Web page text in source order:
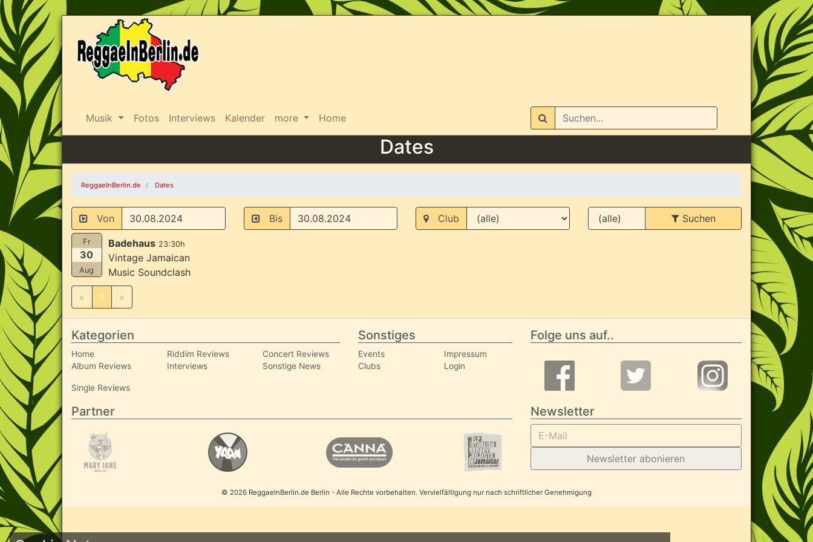
Musik Fotos Interviews Kalender more Home
Suchen
Dates
ReggaeInBerlin.de Dates
Von Bis Club Suchen
Fr
30
Aug
Badehaus 23:30h
Vintage Jamaican
Music Soundclash
« 1 »
Kategorien
Home
Album Reviews
Riddim Reviews
Interviews
Concert Reviews
Sonstige News
Single Reviews
Sonstiges
Events
Clubs
Impressum
Login
Folge uns auf..
Partner Newsletter
Newsletter abonieren
© 2026 ReggaeInBerlin.de Berlin - Alle Rechte vorbehalten. Vervielfältigung nur nach schriftlicher Genehmigung